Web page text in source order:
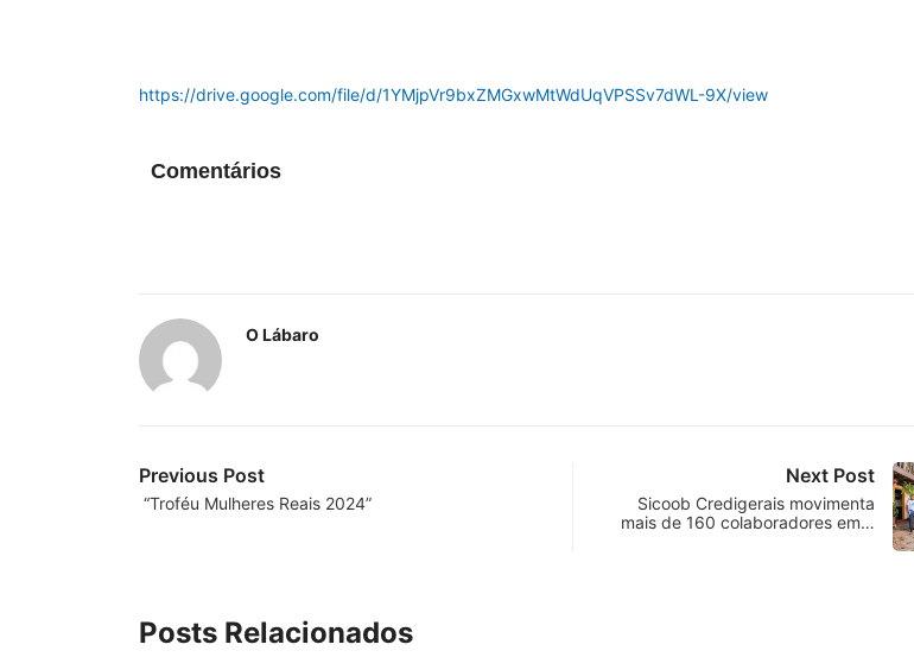
https://drive.google.com/file/d/1YMjpVr9bxZMGxwMtWdUqVPSSv7dWL-9X/view
Comentários
O Lábaro
Previous Post
“Troféu Mulheres Reais 2024”
Next Post
Sicoob Credigerais movimenta
mais de 160 colaboradores em…
Posts Relacionados